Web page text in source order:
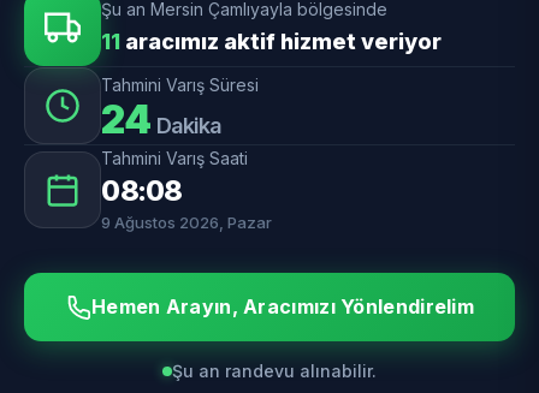
Şu an Mersin Çamlıyayla bölgesinde
11 aracımız aktif hizmet veriyor
Tahmini Varış Süresi
24 Dakika
Tahmini Varış Saati
08:08
9 Ağustos 2026, Pazar
Hemen Arayın, Aracımızı Yönlendirelim
Şu an randevu alınabilir.